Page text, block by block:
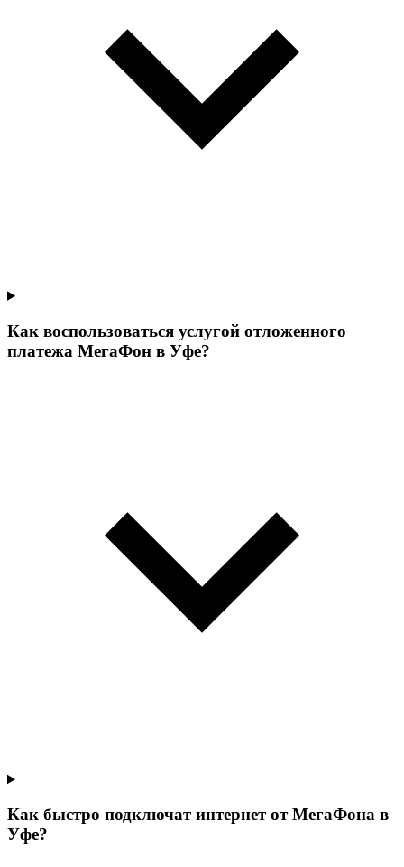
Как воспользоваться услугой отложенного
платежа МегаФон в Уфе?
Как быстро подключат интернет от МегаФона в
Уфе?